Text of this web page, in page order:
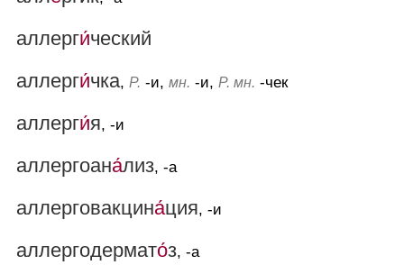
аллерги́ческий
аллерги́чка, Р. -и, мн. -и, Р. мн. -чек
аллерги́я, -и
аллергоана́лиз, -а
аллерговакцина́ция, -и
аллергодермато́з, -а